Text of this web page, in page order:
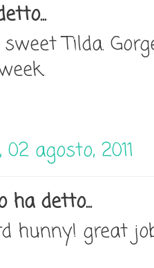
Tilda.
agosto, 2011
ha detto...
hunny! great